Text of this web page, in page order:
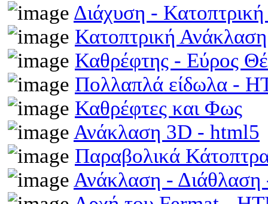
Διάχυση -
Κατοπτρική
Καθρέφτης - Εύρος
Πολλαπλά είδωλα -
Καθρέφτες και Φως
Ανάκλαση 3D - html5
Παραβολικά
Ανάκλαση -